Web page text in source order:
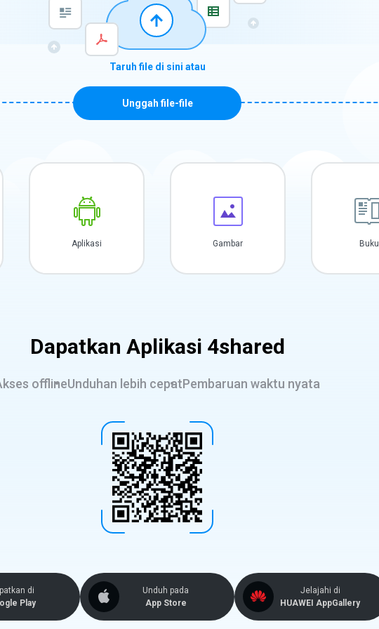
Taruh file di sini atau
Unggah file-file
Aplikasi Gambar Buku
Dapatkan Aplikasi 4shared
offlineUnduhan lebih cepatPembaruan waktu nyata
di
Play
Unduh pada
App Store
Jelajahi di
HUAWEI AppGallery